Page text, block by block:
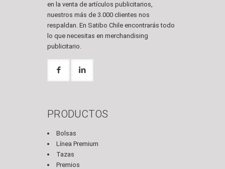
en la venta de artículos publicitarios,
nuestros más de 3.000 clientes nos
respaldan. En Satibo Chile encontrarás todo
lo que necesitas en merchandising
publicitario.
PRODUCTOS
Bolsas
Línea Premium
Tazas
Premios